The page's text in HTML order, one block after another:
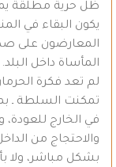
ظل حرية مطلقة
يكون البقاء في
المعارضون على
المأساة داخل البلد.
لم تعد فكرة
تمكنت السلطة ـ
في الخارج
والاحتجاج من
بشكل مباشر، ولا